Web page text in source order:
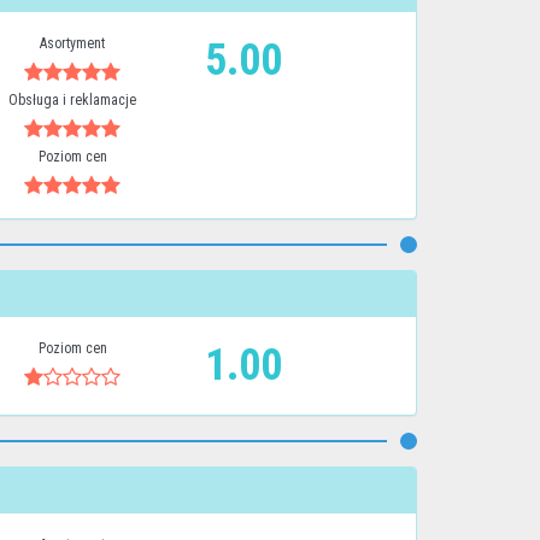
Asortyment
Obsługa i reklamacje
Poziom cen
5.00
Poziom cen 1.00